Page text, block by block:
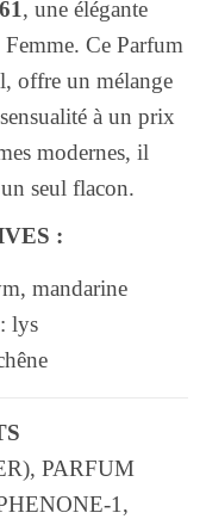
, une élégante
Ce Parfum
offre un mélange
à un prix
modernes, il
seul flacon.
:
mandarine
lys
PARFUM
1,